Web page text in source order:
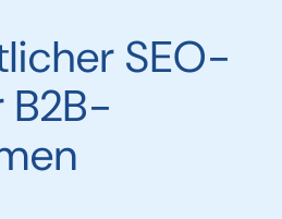
SEO-
B2B-